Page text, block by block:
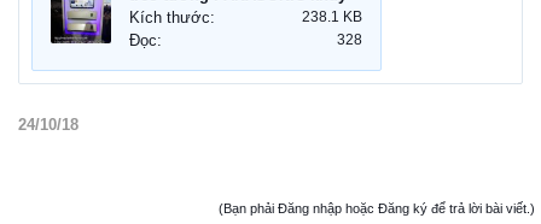
Kích thước: 238.1 KB
Đọc: 328
24/10/18
(Bạn phải Đăng nhập hoặc Đăng ký để trả lời bài viết.)